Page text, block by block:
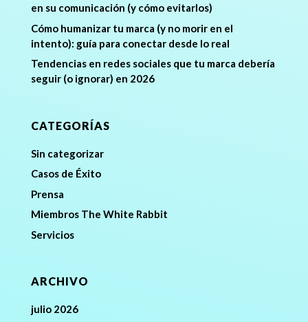
en su comunicación (y cómo evitarlos)
Cómo humanizar tu marca (y no morir en el
intento): guía para conectar desde lo real
Tendencias en redes sociales que tu marca debería
seguir (o ignorar) en 2026
CATEGORÍAS
Sin categorizar
Casos de Éxito
Prensa
Miembros The White Rabbit
Servicios
ARCHIVO
julio 2026